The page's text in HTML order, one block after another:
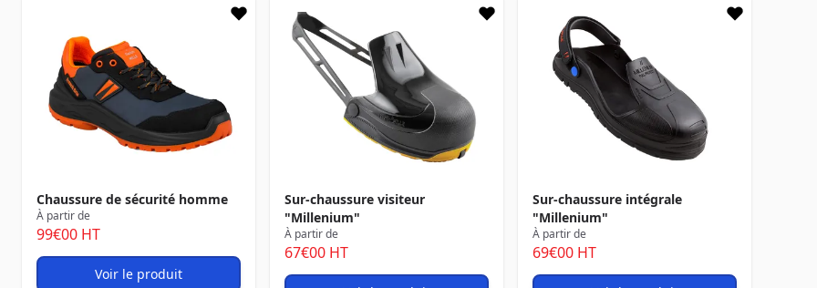
Chaussure de sécurité homme
À partir de
99€00 HT
Voir le produit
Sur-chaussure visiteur
"Millenium"
À partir de
67€00 HT
Sur-chaussure intégrale
"Millenium"
À partir de
69€00 HT